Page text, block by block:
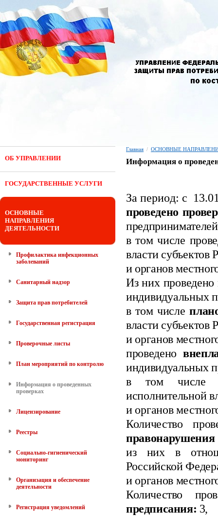
ОБ УПРАВЛЕНИИ
ГОСУДАРСТВЕННЫЕ УСЛУГИ
ОСНОВНЫЕ
НАПРАВЛЕНИЯ
ДЕЯТЕЛЬНОСТИ
Профилактика инфекционных
заболеваний
Санитарный надзор
Защита прав потребителей
Государственная регистрация
Проверочные листы
План мероприятий по контролю
Информация о проведенных
проверках
Лицензирование
Реестры
Социально-гигиенический
мониторинг
Организация и обеспечение
деятельности
Регистрация уведомлений
Главная / ОСНОВНЫЕ
Информация о
За период: с
проведено
в том числе
власти субъектов
и органов
Из них проведено
индивидуальных
в том числе
власти
и органов
проведено
индивидуальных
в том числе
исполнительной
и органов
Количество
правонарушения
из них в
Российской
и органов
Количество
предписания: 3,